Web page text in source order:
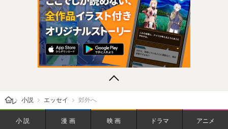
レビューン トップ
小説 エッセイ 郊外へ
小説 漫画 映画 ドラマ アニメ